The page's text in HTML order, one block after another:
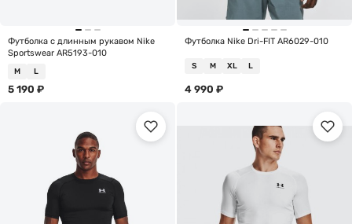
Футболка с длинным рукавом Nike
Sportswear AR5193-010
M L
5 190 ₽
Футболка Nike Dri-FIT AR6029-010
S M XL L
4 990 ₽